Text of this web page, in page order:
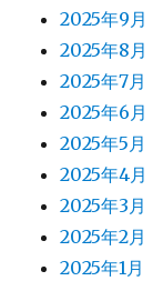
2025年9月
2025年8月
2025年7月
2025年6月
2025年5月
2025年4月
2025年3月
2025年2月
2025年1月